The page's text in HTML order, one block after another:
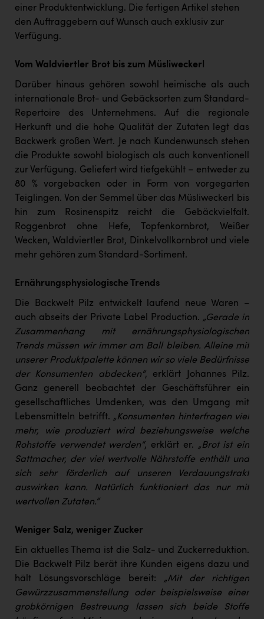
SCHMACHTL GmbH
Schwingshandl - automation technology gmbh
TCL
TGW Logistics
TRAILOMAT & Cycling Austria
VERITAS
Vier Diamanten
Vorlagenportal
Wir besiegen Krebs
Wirtschaftskammer OÖ
ZULuft - Zukunft Luft Austria
Österreichisches Hebammengremium
Wirtschaftskammer OÖ Energiehandel
Dopgas
kunden basics
kontakt
einer Produktentwicklung. Die fertigen Artikel stehen
den Auftraggebern auf Wunsch auch exklusiv zur
Verfügung.
Vom Waldviertler Brot bis zum Müsliweckerl
Darüber hinaus gehören sowohl heimische als auch
internationale Brot- und Gebäcksorten zum Standard-
Repertoire des Unternehmens. Auf die regionale
Herkunft und die hohe Qualität der Zutaten legt das
Backwerk großen Wert. Je nach Kundenwunsch stehen
die Produkte sowohl biologisch als auch konventionell
zur Verfügung. Geliefert wird tiefgekühlt – entweder zu
80 % vorgebacken oder in Form von vorgegarten
Teiglingen. Von der Semmel über das Müsliweckerl bis
hin zum Rosinenspitz reicht die Gebäckvielfalt.
Roggenbrot ohne Hefe, Topfenkornbrot, Weißer
Wecken, Waldviertler Brot, Dinkelvollkornbrot und viele
mehr gehören zum Standard-Sortiment.
Ernährungsphysiologische Trends
Die Backwelt Pilz entwickelt laufend neue Waren –
auch abseits der Private Label Production. „Gerade in
Zusammenhang mit ernährungsphysiologischen
Trends müssen wir immer am Ball bleiben. Alleine mit
unserer Produktpalette können wir so viele Bedürfnisse
der Konsumenten abdecken“, erklärt Johannes Pilz.
Ganz generell beobachtet der Geschäftsführer ein
gesellschaftliches Umdenken, was den Umgang mit
Lebensmitteln betrifft. „Konsumenten hinterfragen viel
mehr, wie produziert wird beziehungsweise welche
Rohstoffe verwendet werden“, erklärt er. „Brot ist ein
Sattmacher, der viel wertvolle Nährstoffe enthält und
sich sehr förderlich auf unseren Verdauungstrakt
auswirken kann. Natürlich funktioniert das nur mit
wertvollen Zutaten.“
Weniger Salz, weniger Zucker
Ein aktuelles Thema ist die Salz- und Zuckerreduktion.
Die Backwelt Pilz berät ihre Kunden eigens dazu und
hält Lösungsvorschläge bereit: „Mit der richtigen
Gewürzzusammenstellung oder beispielsweise einer
grobkörnigen Bestreuung lassen sich beide Stoffe